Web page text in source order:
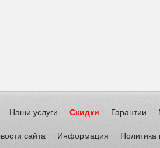
Наши услуги Скидки Гарантии
сайта Информация Политика